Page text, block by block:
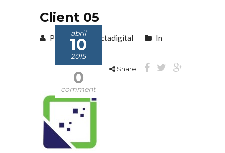
abril
10
2015
0
comment
Client 05
Posted by conectadigital In
Share: